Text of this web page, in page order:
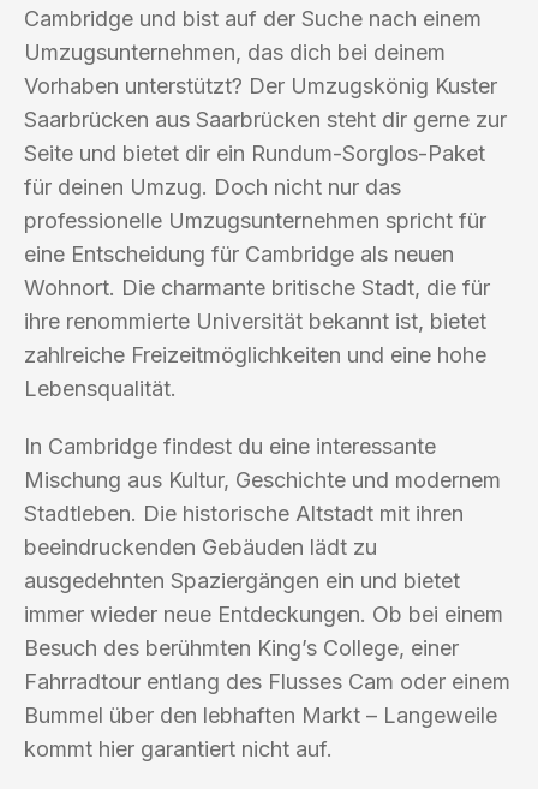
Cambridge und bist auf der Suche nach einem
Umzugsunternehmen, das dich bei deinem
Vorhaben unterstützt? Der Umzugskönig Kuster
Saarbrücken aus Saarbrücken steht dir gerne zur
Seite und bietet dir ein Rundum-Sorglos-Paket
für deinen Umzug. Doch nicht nur das
professionelle Umzugsunternehmen spricht für
eine Entscheidung für Cambridge als neuen
Wohnort. Die charmante britische Stadt, die für
ihre renommierte Universität bekannt ist, bietet
zahlreiche Freizeitmöglichkeiten und eine hohe
Lebensqualität.
In Cambridge findest du eine interessante
Mischung aus Kultur, Geschichte und modernem
Stadtleben. Die historische Altstadt mit ihren
beeindruckenden Gebäuden lädt zu
ausgedehnten Spaziergängen ein und bietet
immer wieder neue Entdeckungen. Ob bei einem
Besuch des berühmten King’s College, einer
Fahrradtour entlang des Flusses Cam oder einem
Bummel über den lebhaften Markt – Langeweile
kommt hier garantiert nicht auf.